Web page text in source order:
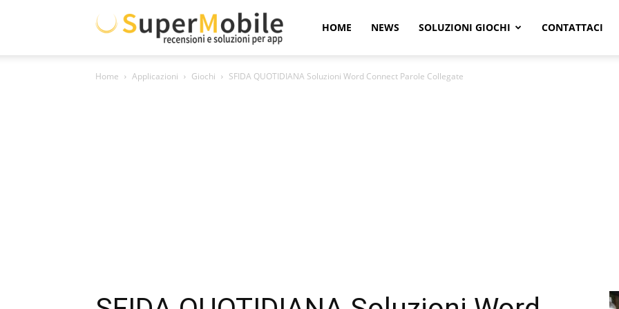
Super
Mobile
HOME NEWS SOLUZIONI GIOCHI CONTATTACI
Home Applicazioni Giochi SFIDA QUOTIDIANA Soluzioni Word Connect Parole Collegate